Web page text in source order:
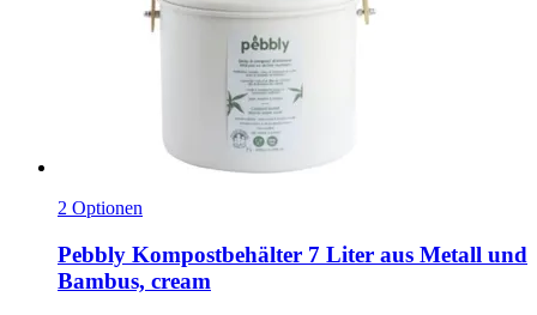
2 Optionen
Pebbly Kompostbehälter 7 Liter aus Metall und
Bambus, cream